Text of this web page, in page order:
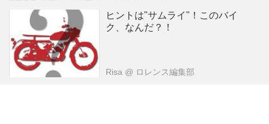
ヒントは"サムライ"！このバイ
ク、なんだ？！
Risa @ ロレンス編集部